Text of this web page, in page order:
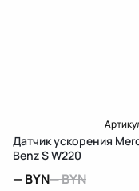
Датчик ускорения
Benz S W220
—BYN—BYN